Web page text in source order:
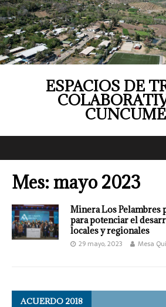
ESPACIOS DE
Mes:mayo 2023
Minera Los Pelambres
para potenciar el
locales y regionales
29 mayo, 2023 Mesa
ACUERDO 2018